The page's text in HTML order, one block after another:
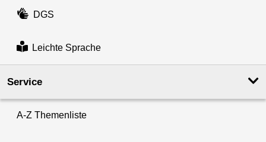
DGS
Leichte Sprache
Service
A-Z Themenliste